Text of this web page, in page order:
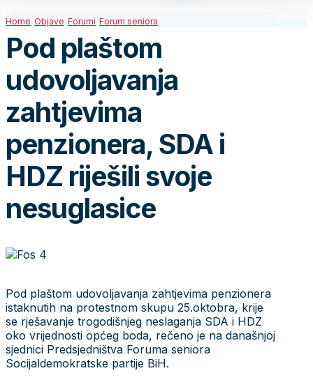
Home Objave Forumi Forum seniora
Pod plaštom
udovoljavanja
zahtjevima
penzionera, SDA i
HDZ riješili svoje
nesuglasice
Pod plaštom udovoljavanja zahtjevima penzionera
istaknutih na protestnom skupu 25.oktobra, krije
se rješavanje trogodišnjeg neslaganja SDA i HDZ
oko vrijednosti općeg boda, rečeno je na današnjoj
sjednici Predsjedništva Foruma seniora
Socijaldemokratske partije BiH.